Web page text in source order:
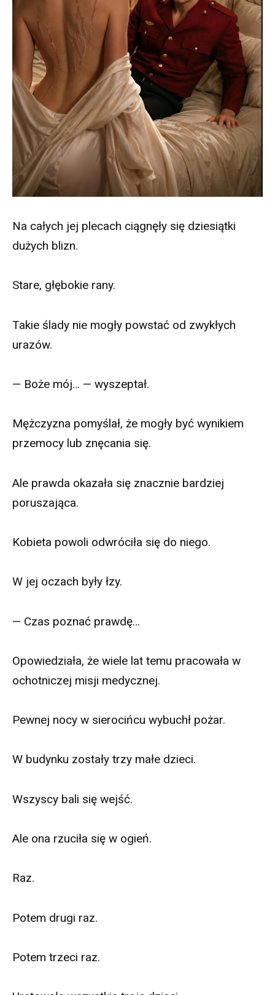
Na całych jej plecach ciągnęły się dziesiątki
dużych blizn.
Stare, głębokie rany.
Takie ślady nie mogły powstać od zwykłych
urazów.
— Boże mój… — wyszeptał.
Mężczyzna pomyślał, że mogły być wynikiem
przemocy lub znęcania się.
Ale prawda okazała się znacznie bardziej
poruszająca.
Kobieta powoli odwróciła się do niego.
W jej oczach były łzy.
— Czas poznać prawdę…
Opowiedziała, że wiele lat temu pracowała w
ochotniczej misji medycznej.
Pewnej nocy w sierocińcu wybuchł pożar.
W budynku zostały trzy małe dzieci.
Wszyscy bali się wejść.
Ale ona rzuciła się w ogień.
Raz.
Potem drugi raz.
Potem trzeci raz.